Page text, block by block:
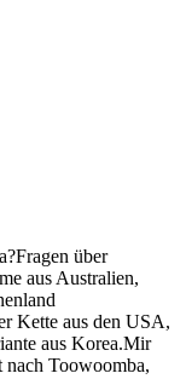
über
aus Australien,
Kette aus den USA,
aus Korea.Mir
nach Toowoomba,